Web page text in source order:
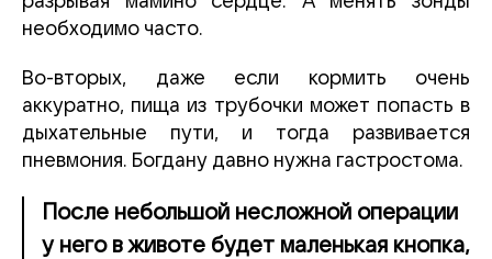
необходимо часто.
Во-вторых, даже если кормить очень
аккуратно, пища из трубочки может попасть в
дыхательные пути, и тогда развивается
пневмония. Богдану давно нужна гастростома.
После небольшой несложной операции
у него в животе будет маленькая кнопка,